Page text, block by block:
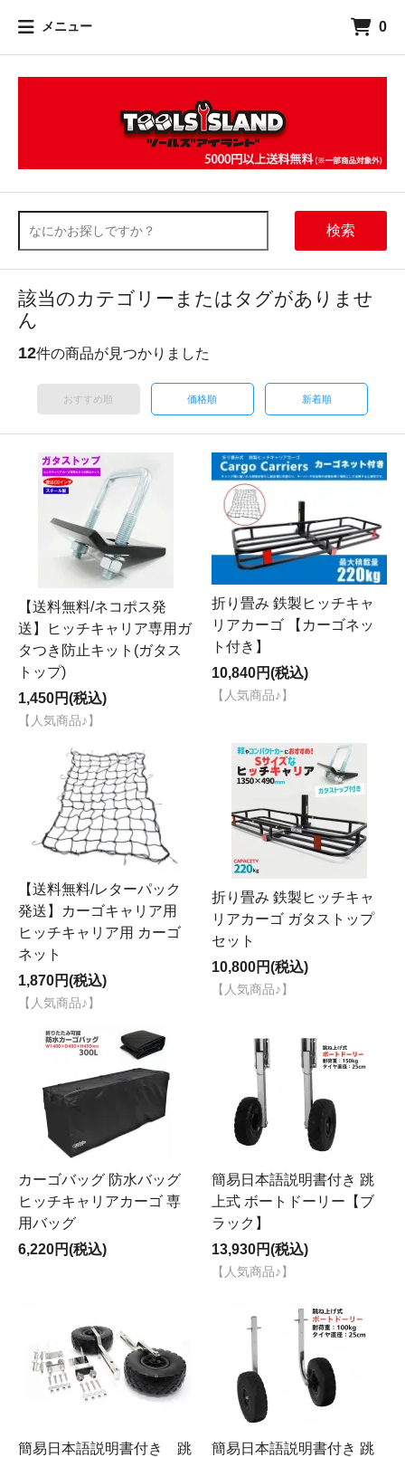
メニュー 0
検索
該当のカテゴリーまたはタグがありませ
ん
12件の商品が見つかりました
おすすめ順 価格順 新着順
【送料無料/ネコポス発
送】ヒッチキャリア専用ガ
タつき防止キット(ガタス
トップ)
1,450円(税込)
【人気商品♪】
折り畳み 鉄製ヒッチキャ
リアカーゴ 【カーゴネッ
ト付き】
10,840円(税込)
【人気商品♪】
【送料無料/レターパック
発送】カーゴキャリア用
ヒッチキャリア用 カーゴ
ネット
1,870円(税込)
【人気商品♪】
折り畳み 鉄製ヒッチキャ
リアカーゴ ガタストップ
セット
10,800円(税込)
【人気商品♪】
カーゴバッグ 防水バッグ
ヒッチキャリアカーゴ 専
用バッグ
6,220円(税込)
簡易日本語説明書付き 跳
上式 ボートドーリー【ブ
ラック】
13,930円(税込)
【人気商品♪】
簡易日本語説明書付き 跳
簡易日本語説明書付き 跳